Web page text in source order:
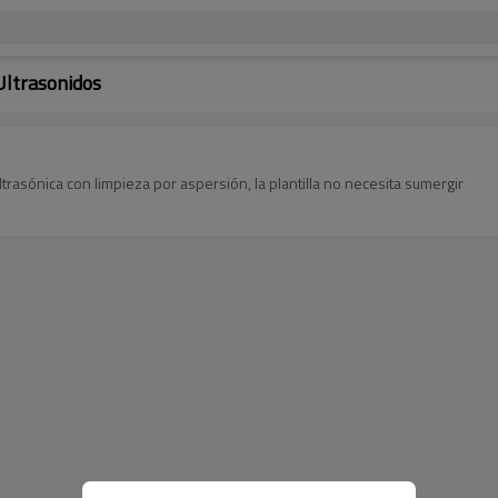
con limpieza por aspersión, la plantilla no necesita sumergir